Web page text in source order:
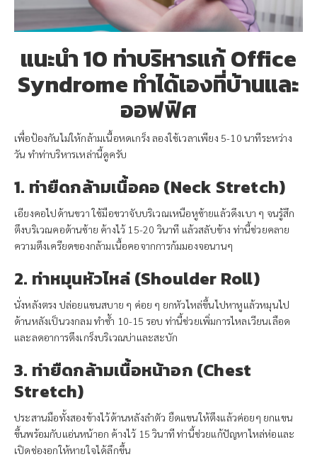
แนะนำ 10 ท่าบริหารแก้ Office
Syndrome ทำได้เองที่บ้านและ
ออฟฟิศ
เพื่อป้องกันไม่ให้กล้ามเนื้อหดเกร็ง ลองใช้เวลาเพียง 5-10 นาทีระหว่าง
วัน ทำท่าบริหารเหล่านี้ดูครับ
1. ท่ายืดกล้ามเนื้อคอ (Neck Stretch)
เอียงคอไปด้านขวา ใช้มือขวาจับบริเวณเหนือหูซ้ายแล้วดึงเบา ๆ จนรู้สึก
ตึงบริเวณคอด้านซ้าย ค้างไว้ 15-20 วินาที แล้วสลับข้าง ท่านี้ช่วยคลาย
ความตึงเครียดของกล้ามเนื้อคอจากการก้มมองจอนานๆ
2. ท่าหมุนหัวไหล่ (Shoulder Roll)
นั่งหลังตรง ปล่อยแขนสบาย ๆ ค่อย ๆ ยกหัวไหล่ขึ้นไปหาหูแล้วหมุนไป
ด้านหลังเป็นวงกลม ทำซ้ำ 10-15 รอบ ท่านี้ช่วยเพิ่มการไหลเวียนเลือด
และลดอาการตึงเกร็งบริเวณบ่าและสะบัก
3. ท่ายืดกล้ามเนื้อหน้าอก (Chest
Stretch)
ประสานมือทั้งสองข้างไว้ด้านหลังลำตัว ยืดแขนให้ตึงแล้วค่อยๆ ยกแขน
ขึ้นพร้อมกับแอ่นหน้าอก ค้างไว้ 15 วินาที ท่านี้ช่วยแก้ปัญหาไหล่ห่อและ
เปิดช่องอกให้หายใจได้ลึกขึ้น